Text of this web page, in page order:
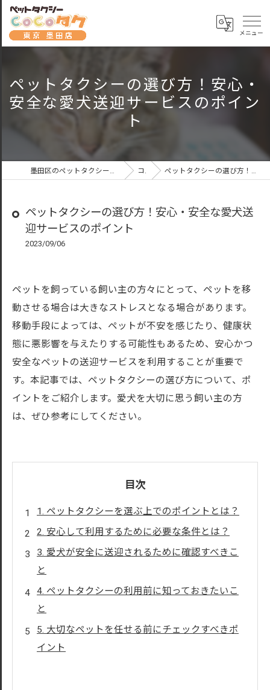
ペットタクシーの選び方！安心・
安全な愛犬送迎サービスのポイン
ト
墨田区のペットタクシーならペットタクシーCoCoタク東京墨田店 コラム ペットタクシーの選び方！安心・安全な愛犬送迎サービスのポイント
ペットタクシーの選び方！安心・安全な愛犬送
迎サービスのポイント
2023/09/06
ペットを飼っている飼い主の方々にとって、ペットを移
動させる場合は大きなストレスとなる場合があります。
移動手段によっては、ペットが不安を感じたり、健康状
態に悪影響を与えたりする可能性もあるため、安心かつ
安全なペットの送迎サービスを利用することが重要で
す。本記事では、ペットタクシーの選び方について、ポ
イントをご紹介します。愛犬を大切に思う飼い主の方
は、ぜひ参考にしてください。
目次
1. ペットタクシーを選ぶ上でのポイントとは？
2. 安心して利用するために必要な条件とは？
3. 愛犬が安全に送迎されるために確認すべきこ
と
4. ペットタクシーの利用前に知っておきたいこ
と
5. 大切なペットを任せる前にチェックすべきポ
イント